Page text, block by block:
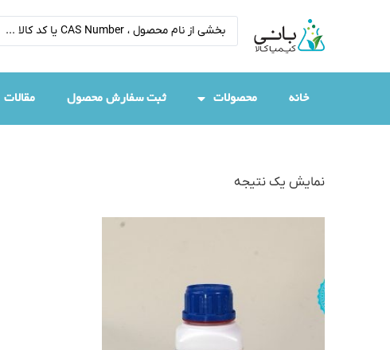
خانه محصولات ثبت سفارش محصول مقالات
نمایش یک نتیجه